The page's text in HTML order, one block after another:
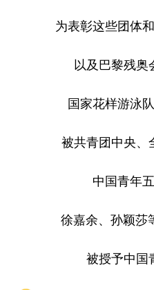
为表彰这些团体
以及巴黎残奥
国家花样游泳
被共青团中央、
中国青年
徐嘉余、孙颖莎
被授予中国